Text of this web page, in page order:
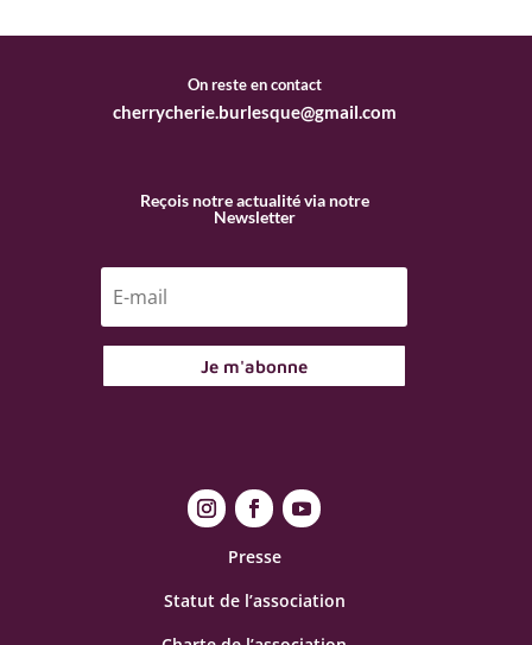
On reste en contact
cherrycherie.burlesque@gmail.com
Reçois notre actualité via notre
Newsletter
Je m'abonne
Presse
Statut de l’association